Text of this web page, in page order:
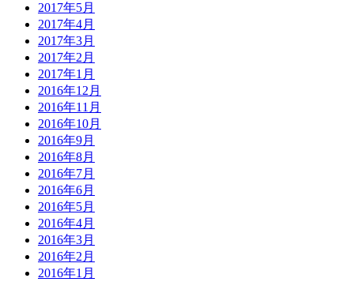
2017年5月
2017年4月
2017年3月
2017年2月
2017年1月
2016年12月
2016年11月
2016年10月
2016年9月
2016年8月
2016年7月
2016年6月
2016年5月
2016年4月
2016年3月
2016年2月
2016年1月